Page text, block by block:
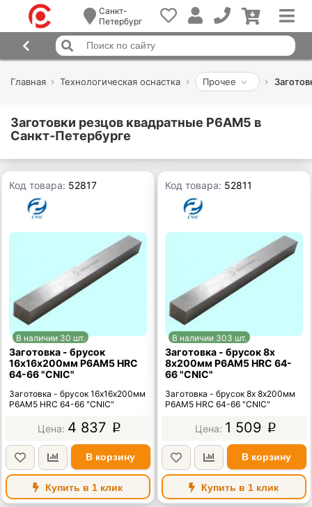
Санкт-
Петербург
Главная Технологическая оснастка Прочее
Заготовки резцов квадратные Р6АМ5 в
Санкт-Петербурге
Код товара: 52817
В наличии 30 шт.
Заготовка - брусок
16х16х200мм Р6АМ5 HRC
64-66 "CNIC"
Заготовка - брусок 16х16х200мм
Р6АМ5 HRC 64-66 "CNIC"
4 837 p
В корзину
Купить в 1 клик
Код товара: 52811
В наличии 303 шт.
Заготовка - брусок 8х
8х200мм Р6АМ5 HRC 64-
66 "CNIC"
Заготовка - брусок 8х 8х200мм
Р6АМ5 HRC 64-66 "CNIC"
1 509 p
В корзину
Купить в 1 клик